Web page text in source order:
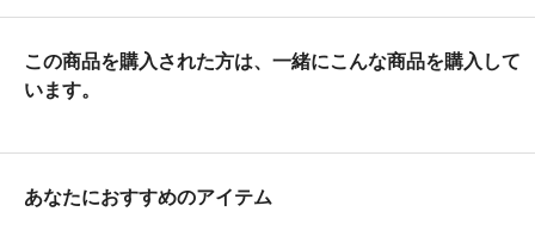
この商品を購入された方は、一緒にこんな商品を購入して
います。
あなたにおすすめのアイテム